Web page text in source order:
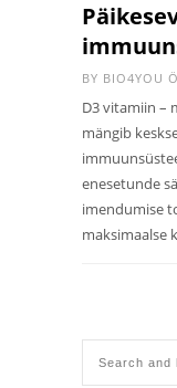
BY BIO4YOU
D3 vitamiin –
mängib
enesetunde
imendumise
maksimaalse